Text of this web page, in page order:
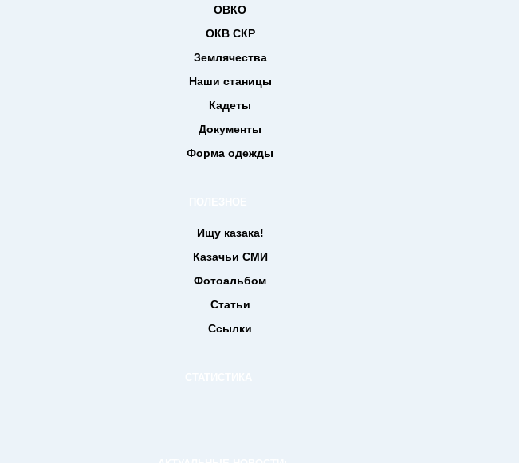
ОВКО
ОКВ СКР
Землячества
Наши станицы
Кадеты
Документы
Форма одежды
Ищу казака!
Казачьи СМИ
Фотоальбом
Статьи
Ссылки